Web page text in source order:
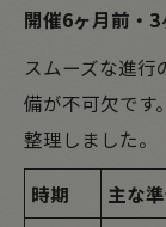
開催6ヶ月前・
スムーズな進行
備が不可欠です
整理しました。
時期
主な